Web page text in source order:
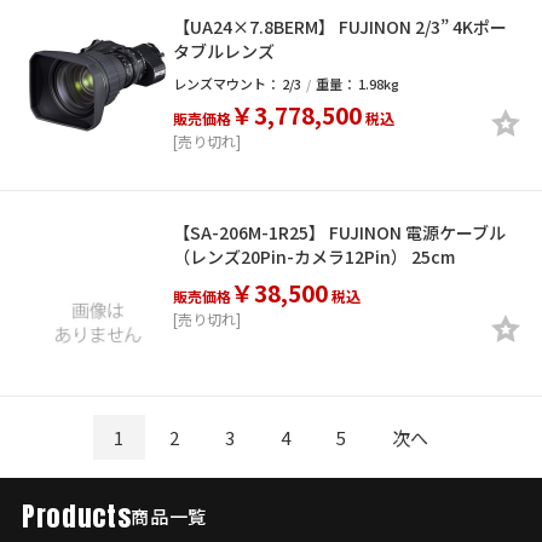
【UA24×7.8BERM】 FUJINON 2/3” 4Kポー
タブルレンズ
レンズマウント： 2/3 重量： 1.98kg
販売価格￥3,778,500税込
[売り切れ]
【SA-206M-1R25】 FUJINON 電源ケーブル
（レンズ20Pin-カメラ12Pin） 25cm
販売価格￥38,500税込
[売り切れ]
1 2 3 4 5 次へ
Products商品一覧